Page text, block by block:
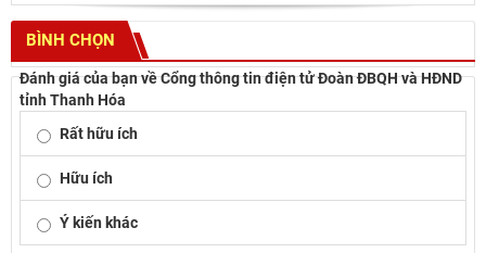
BÌNH CHỌN
Đánh giá của bạn về Cổng thông tin điện tử Đoàn ĐBQH và HĐND
tỉnh Thanh Hóa
Rất hữu ích
Hữu ích
Ý kiến khác